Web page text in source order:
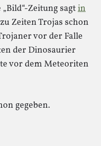
Zeitung sagtin
Zeiten Trojas schon
vor der Falle
der Dinosaurier
vor dem Meteoriten
gegeben.